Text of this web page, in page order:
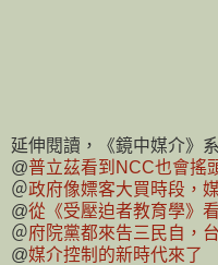
延伸閱讀，《鏡中媒介》
@普立茲看到NCC也會搖
＠政府像嫖客大買時段，
@從《受壓迫者教育學》
＠府院黨都來告三民自，
@媒介控制的新時代來了